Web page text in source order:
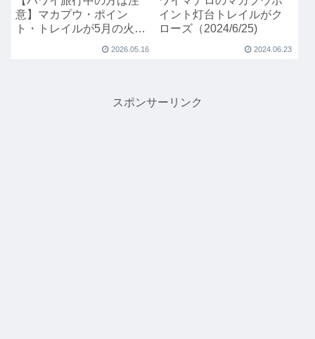
意】マカプウ・ポイン
ト・トレイルが5月の火曜
日に午前中クローズ
2026.05.16
イント灯台トレイルがク
ローズ（2024/6/25)
2024.06.23
スポンサーリンク